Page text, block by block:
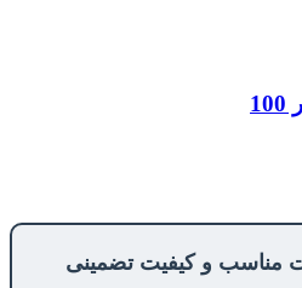
مناسب و کیفیت تضمینی